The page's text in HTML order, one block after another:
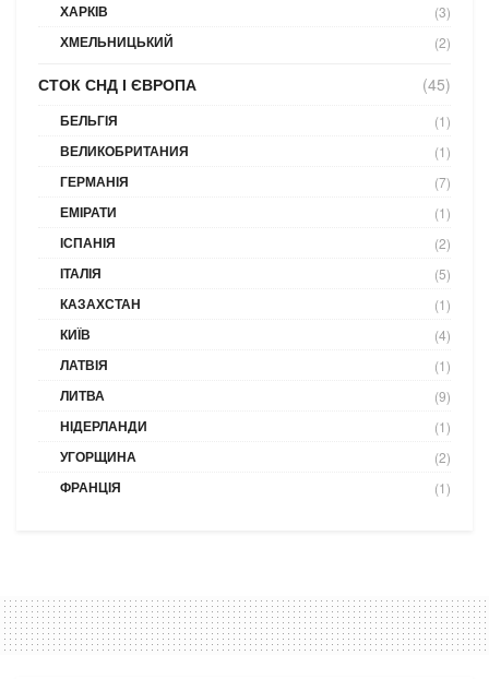
ХАРКІВ (3)
ХМЕЛЬНИЦЬКИЙ (2)
СТОК СНД І ЄВРОПА (45)
БЕЛЬГІЯ (1)
ВЕЛИКОБРИТАНИЯ (1)
ГЕРМАНІЯ (7)
ЕМІРАТИ (1)
ІСПАНІЯ (2)
ІТАЛІЯ (5)
КАЗАХСТАН (1)
КИЇВ (4)
ЛАТВІЯ (1)
ЛИТВА (9)
НІДЕРЛАНДИ (1)
УГОРЩИНА (2)
ФРАНЦІЯ (1)